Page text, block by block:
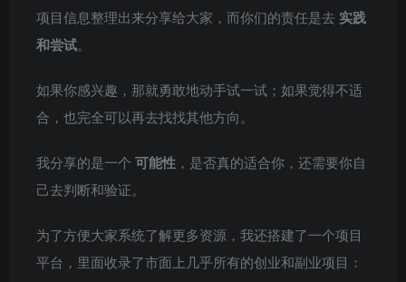
项目信息整理出来分享给大家，而你们的责任是去 实践
和尝试。
如果你感兴趣，那就勇敢地动手试一试；如果觉得不适
合，也完全可以再去找找其他方向。
我分享的是一个 可能性 ，是否真的适合你，还需要你自
己去判断和验证。
为了方便大家系统了解更多资源，我还搭建了一个项目
平台，里面收录了市面上几乎所有的创业和副业项目：